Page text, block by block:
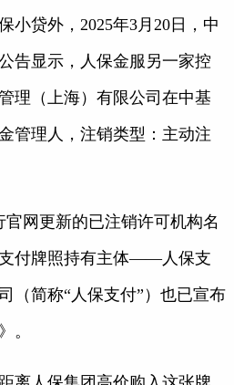
小贷外，2025年3月20日，中
告显示，人保金服另一家控
理（上海）有限公司在中基
管理人，注销类型：主动注
官网更新的已注销许可机构名
付牌照持有主体——人保支
（简称“人保支付”）也已宣布
。